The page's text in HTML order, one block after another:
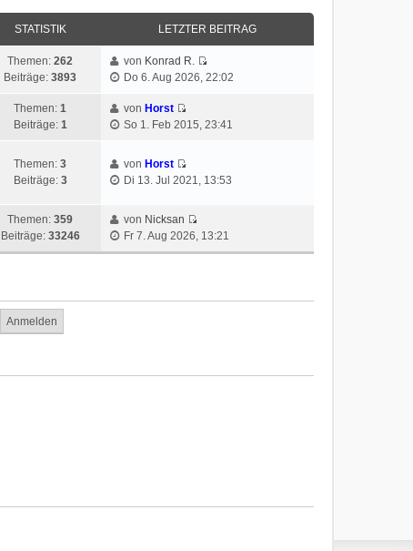
STATISTIK LETZTER BEITRAG
Themen: 262
Beiträge: 3893
von Konrad R.
Do 6. Aug 2026, 22:02
Themen: 1
Beiträge: 1
von Horst
So 1. Feb 2015, 23:41
Themen: 3
Beiträge: 3
von Horst
Di 13. Jul 2021, 13:53
Themen: 359
Beiträge: 33246
von Nicksan
Fr 7. Aug 2026, 13:21